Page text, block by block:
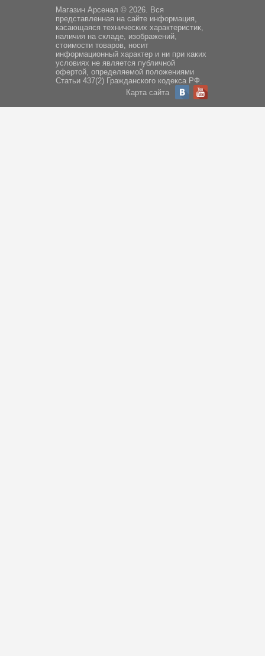
Магазин Арсенал © 2026. Вся
представленная на сайте информация,
касающаяся технических характеристик,
наличия на складе, изображений,
стоимости товаров, носит
информационный характер и ни при каких
условиях не является публичной
офертой, определяемой положениями
Статьи 437(2) Гражданского кодекса РФ.
Карта сайта